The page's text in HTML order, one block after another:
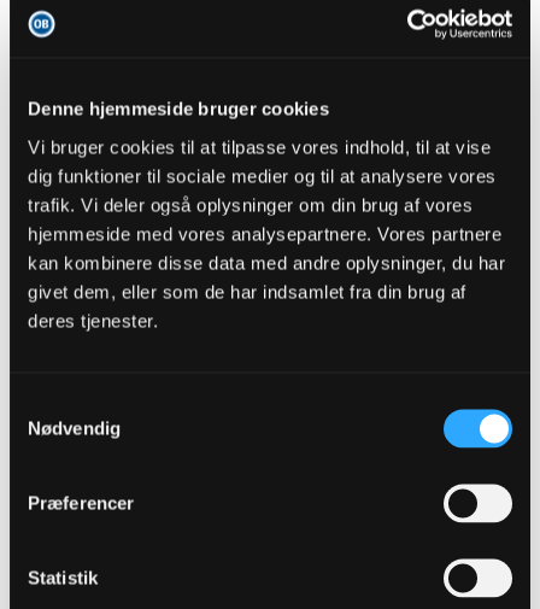
Denne hjemmeside bruger cookies
Vi bruger cookies til at tilpasse vores indhold, til at vise
dig funktioner til sociale medier og til at analysere vores
trafik. Vi deler også oplysninger om din brug af vores
hjemmeside med vores analysepartnere. Vores partnere
kan kombinere disse data med andre oplysninger, du har
givet dem, eller som de har indsamlet fra din brug af
deres tjenester.
Nødvendig
Præferencer
Statistik
10 minutter spillet, rimelig lige. Gult til Humlegaard efter 8 minutter.
Hvis nogen at med og Ken hjælpe, så tages der gerne imod.
jchristo
Senior Member
Oprettet: Nov 2013 Indlæg: 1398
26-09-2015, 12:24
OB har været spilstyrende ellers men de to backs har altså ikke
imponeret.
jchristo